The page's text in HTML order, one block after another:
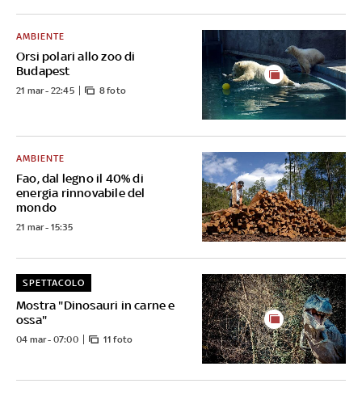
Orsi polari allo zoo di
Budapest
AMBIENTE
21 mar - 22:45 8 foto
Fao, dal legno il 40% di
energia rinnovabile del
mondo
AMBIENTE
21 mar - 15:35
Mostra "Dinosauri in carne e
ossa"
SPETTACOLO
04 mar - 07:00 11 foto